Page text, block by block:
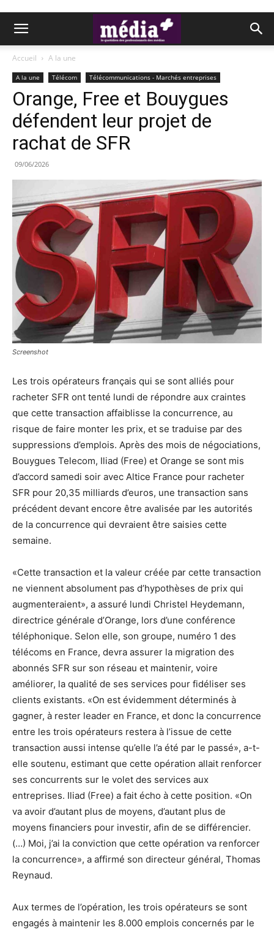
Accueil A la une
A la une Télécom Télécommunications - Marchés entreprises
Orange, Free et Bouygues
défendent leur projet de
rachat de SFR
09/06/2026
Screenshot
Les trois opérateurs français qui se sont alliés pour
racheter SFR ont tenté lundi de répondre aux craintes
que cette transaction affaiblisse la concurrence, au
risque de faire monter les prix, et se traduise par des
suppressions d’emplois. Après des mois de négociations,
Bouygues Telecom, Iliad (Free) et Orange se sont mis
d’accord samedi soir avec Altice France pour racheter
SFR pour 20,35 milliards d’euros, une transaction sans
précédent devant encore être avalisée par les autorités
de la concurrence qui devraient être saisies cette
semaine.
«Cette transaction et la valeur créée par cette transaction
ne viennent absolument pas d’hypothèses de prix qui
augmenteraient», a assuré lundi Christel Heydemann,
directrice générale d’Orange, lors d’une conférence
téléphonique. Selon elle, son groupe, numéro 1 des
télécoms en France, devra assurer la migration des
abonnés SFR sur son réseau et maintenir, voire
améliorer, la qualité de ses services pour fidéliser ses
clients existants. «On est évidemment déterminés à
gagner, à rester leader en France, et donc la concurrence
entre les trois opérateurs restera à l’issue de cette
transaction aussi intense qu’elle l’a été par le passé», a-t-
elle soutenu, estimant que cette opération allait renforcer
ses concurrents sur le volet des services aux
entreprises. Iliad (Free) a fait écho à cette position. «On
va avoir d’autant plus de moyens, d’autant plus de
moyens financiers pour investir, afin de se différencier.
(…) Moi, j’ai la conviction que cette opération va renforcer
la concurrence», a affirmé son directeur général, Thomas
Reynaud.
Aux termes de l’opération, les trois opérateurs se sont
engagés à maintenir les 8.000 emplois concernés par le